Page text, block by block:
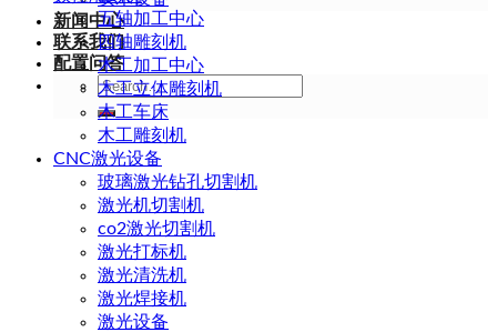
新闻中心
联系我们
配置问答
Search
for:
五轴加工中心
四轴雕刻机
木工加工中心
木工立体雕刻机
木工车床
木工雕刻机
CNC激光设备
玻璃激光钻孔切割机
激光机切割机
co2激光切割机
激光打标机
激光清洗机
激光焊接机
激光设备